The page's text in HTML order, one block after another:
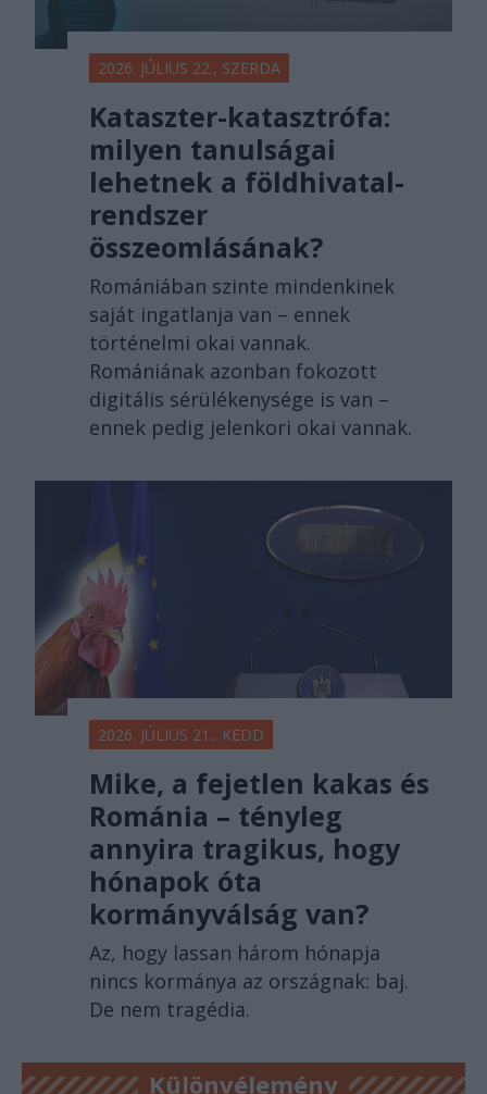
2026. JÚLIUS 22., SZERDA
Kataszter-katasztrófa:
milyen tanulságai
lehetnek a földhivatal-
rendszer
összeomlásának?
Romániában szinte mindenkinek
saját ingatlanja van – ennek
történelmi okai vannak.
Romániának azonban fokozott
digitális sérülékenysége is van –
ennek pedig jelenkori okai vannak.
2026. JÚLIUS 21., KEDD
Mike, a fejetlen kakas és
Románia – tényleg
annyira tragikus, hogy
hónapok óta
kormányválság van?
Az, hogy lassan három hónapja
nincs kormánya az országnak: baj.
De nem tragédia.
Különvélemény